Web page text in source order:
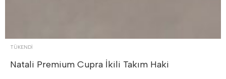
TÜKENDI
Natali Premium Cupra İkili Takım Haki